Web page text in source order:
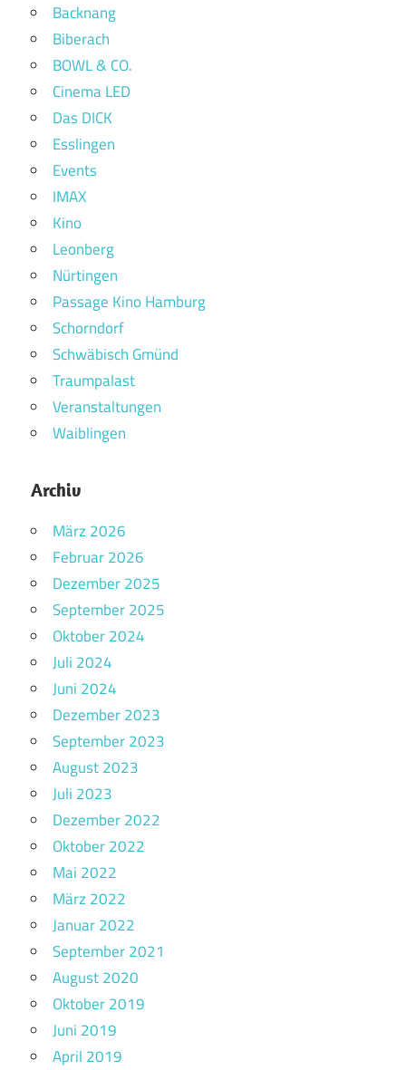
Backnang
Biberach
BOWL & CO.
Cinema LED
Das DICK
Esslingen
Events
IMAX
Kino
Leonberg
Nürtingen
Passage Kino Hamburg
Schorndorf
Schwäbisch Gmünd
Traumpalast
Veranstaltungen
Waiblingen
Archiv
März 2026
Februar 2026
Dezember 2025
September 2025
Oktober 2024
Juli 2024
Juni 2024
Dezember 2023
September 2023
August 2023
Juli 2023
Dezember 2022
Oktober 2022
Mai 2022
März 2022
Januar 2022
September 2021
August 2020
Oktober 2019
Juni 2019
April 2019